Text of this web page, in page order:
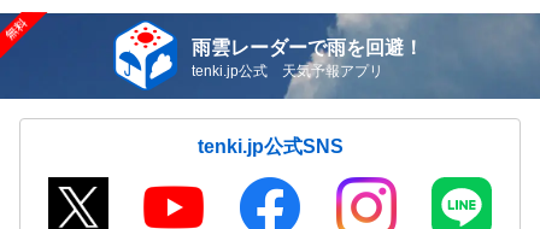
雨雲レーダーで雨を回避！
tenki.jp公式 天気予報アプリ
tenki.jp公式SNS